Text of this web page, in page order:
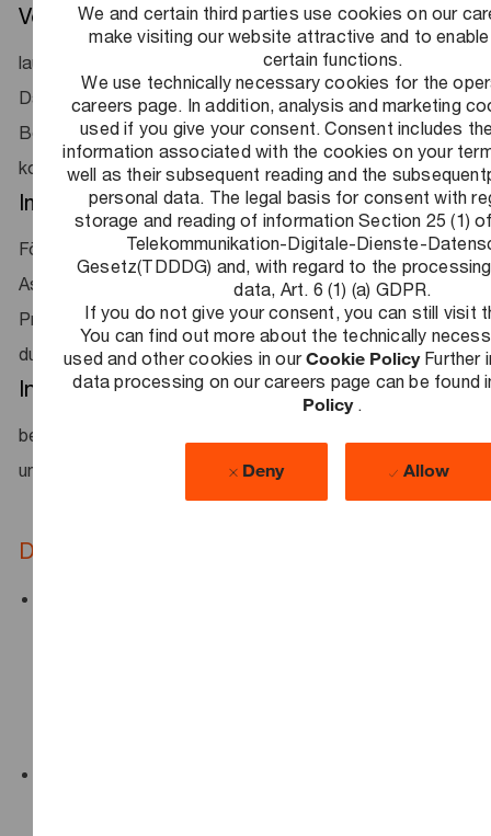
We and certain third parties use cookies on our
make visiting our website attractive and to
certain functions.
We use technically necessary cookies for the
careers page. In addition, analysis and marketing
used if you give your consent. Consent includes
information associated with the cookies on your
well as their subsequent reading and the
personal data. The legal basis for consent with
storage and reading of information Section 25 (1)
Telekommunikation-Digitale-Dienste-
Gesetz(TDDDG) and, with regard to the
data, Art. 6 (1) (a) GDPR.
If you do not give your consent, you can still visit
You can find out more about the technically
used and other cookies in ourCookie Policy Further
data processing on our careers page can be found
Policy .
Deny Allow
Verantwortung– Du unterstützt die Bearbeitung
laufender Projekte und die Akquisition neuer Aufträge.
Dabei arbeitest du zielorientiert und lernst,
Beratungsbedarf zu erkennen sowie klar und effektiv zu
kommunizieren.
Impact – Du analysierst nationale und internationale
Fördermöglichkeiten, bewertest rechtliche und finanzielle
Aspekte und entwickelst Konzepte zur
Projektfinanzierung durch Fördermittel. Zudem begleitest
du Verhandlungen und hilfst, Risiken zu identifizieren
Innovation– Du bringst neue Ideen ein und trägst dazu
bei, komplexe Projekte zukunftsorientiert und effizient
umzusetzen.
Das bringst du mit​